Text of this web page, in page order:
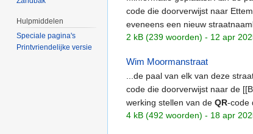
code die doorverwijst naar
eveneens een nieuw
2 kB (239 woorden) - 12 apr
Wim Moormanstraat
...de paal van elk van deze
code die doorverwijst naar de
werking stellen van de QR-code
4 kB (492 woorden) - 18 apr
Hulpmiddelen
Speciale pagina's
Printvriendelijke versie